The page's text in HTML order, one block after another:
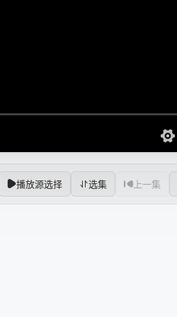
播放源选择 选集 上一集